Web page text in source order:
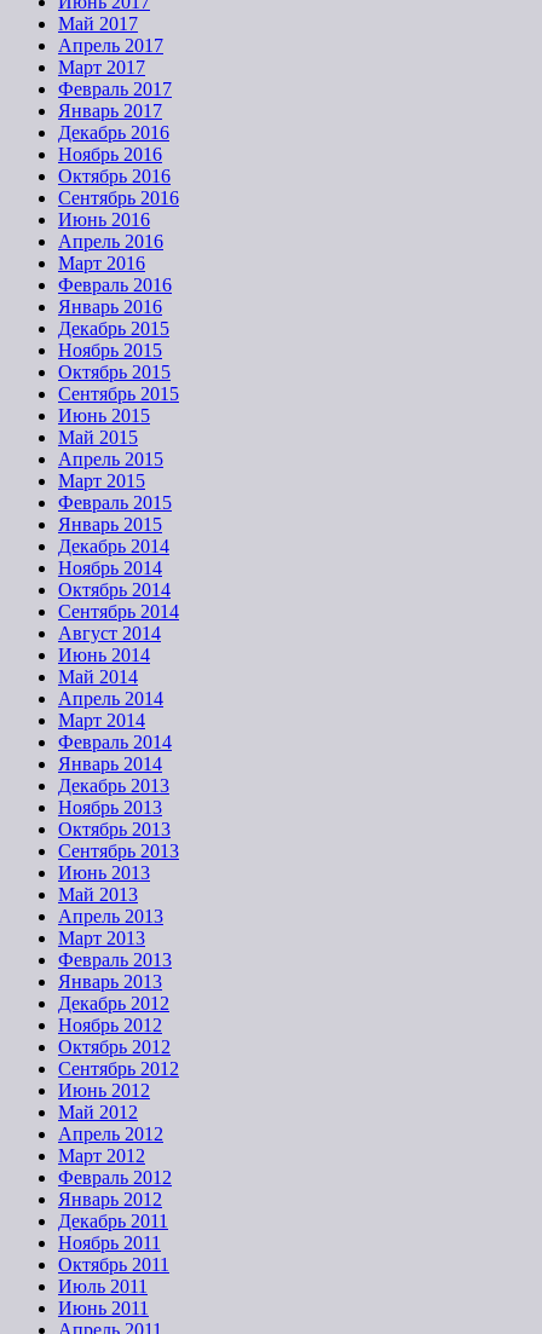
Май 2017
Апрель 2017
Март 2017
Февраль 2017
Январь 2017
Декабрь 2016
Ноябрь 2016
Октябрь 2016
Сентябрь 2016
Июнь 2016
Апрель 2016
Март 2016
Февраль 2016
Январь 2016
Декабрь 2015
Ноябрь 2015
Октябрь 2015
Сентябрь 2015
Июнь 2015
Май 2015
Апрель 2015
Март 2015
Февраль 2015
Январь 2015
Декабрь 2014
Ноябрь 2014
Октябрь 2014
Сентябрь 2014
Август 2014
Июнь 2014
Май 2014
Апрель 2014
Март 2014
Февраль 2014
Январь 2014
Декабрь 2013
Ноябрь 2013
Октябрь 2013
Сентябрь 2013
Июнь 2013
Май 2013
Апрель 2013
Март 2013
Февраль 2013
Январь 2013
Декабрь 2012
Ноябрь 2012
Октябрь 2012
Сентябрь 2012
Июнь 2012
Май 2012
Апрель 2012
Март 2012
Февраль 2012
Январь 2012
Декабрь 2011
Ноябрь 2011
Октябрь 2011
Июль 2011
Июнь 2011
Апрель 2011